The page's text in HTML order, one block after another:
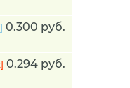
0.300 руб.
0.294 руб.